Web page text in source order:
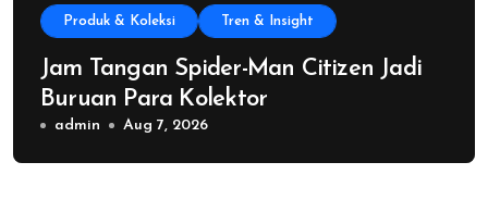
Produk & Koleksi Tren & Insight
Jam Tangan Spider-Man Citizen Jadi
Buruan Para Kolektor
admin Aug 7, 2026